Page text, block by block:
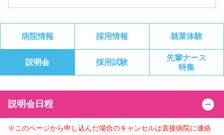
病院情報 採用情報 就業体験
説明会 採用試験
先輩ナース
特集
説明会日程
※このページから申し込んだ場合のキャンセルは直接病院に連絡